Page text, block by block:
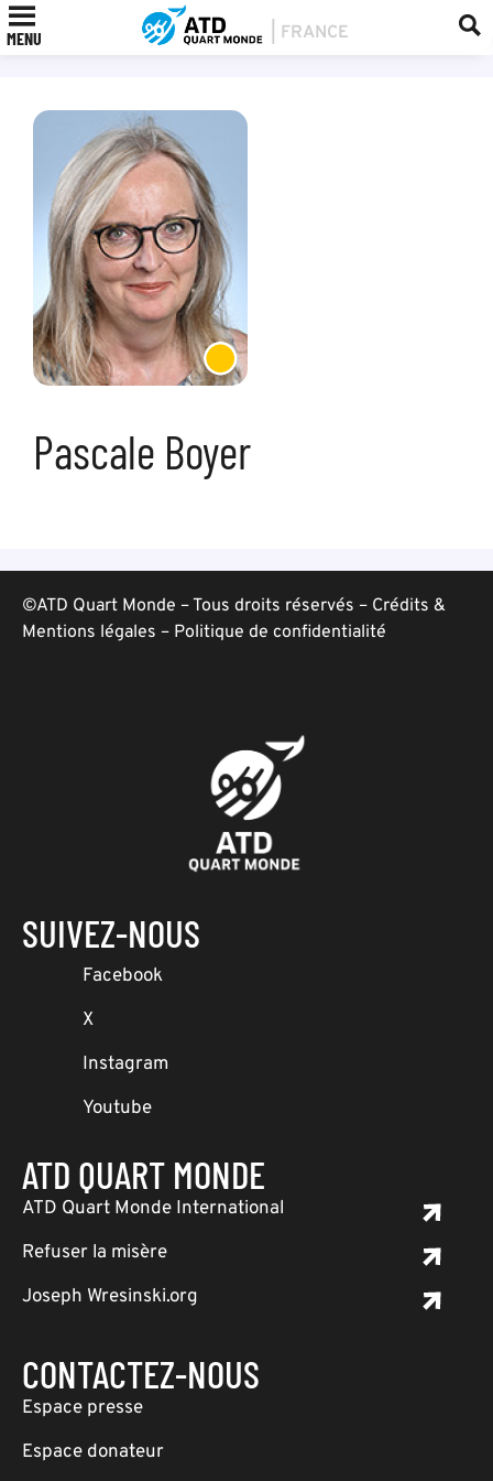
MENU
Pascale Boyer
©ATD Quart Monde – Tous droits réservés – Crédits &
Mentions légales – Politique de confidentialité
SUIVEZ-NOUS
Facebook
X
Instagram
Youtube
ATD QUART MONDE
ATD Quart Monde International
Refuser la misère
Joseph Wresinski.org
CONTACTEZ-NOUS
Espace presse
Espace donateur